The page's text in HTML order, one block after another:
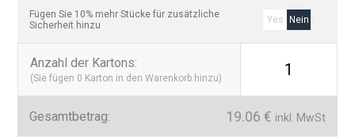
Fügen Sie 10% mehr Stücke für zusätzliche
Sicherheit hinzu
Yes Nein
Anzahl der Kartons:
(Sie fügen 0 Karton in den Warenkorb hinzu) 1
Gesamtbetrag: 19.06 € inkl. MwSt